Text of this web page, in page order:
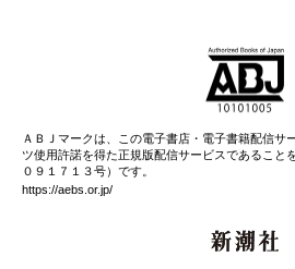
ＡＢＪマークは、この電子書店・電子書籍配信サ
ツ使用許諾を得た正規版配信サービスであること
０９１７１３号）です。
https://aebs.or.jp/